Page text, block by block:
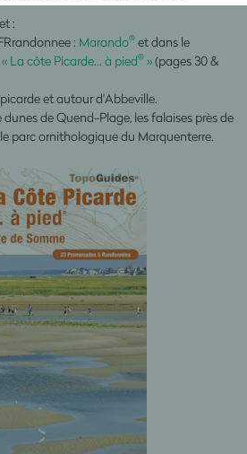
:
: Marando® et dans le
« La côte Picarde… à pied® »(pages 30 &
et autour d'Abbeville.
de Quend-Plage, les falaises près de
parc ornithologique du Marquenterre.